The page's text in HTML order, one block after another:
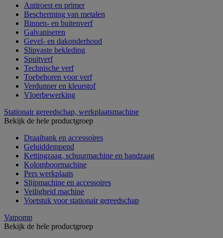
Antiroest en primer
Bescherming van metalen
Binnen- en buitenverf
Galvaniseren
Gevel- en dakonderhoud
Slipvaste bekleding
Spuitverf
Technische verf
Toebehoren voor verf
Verdunner en kleurstof
Vloerbewerking
Stationair gereedschap, werkplaatsmachine
Bekijk de hele productgroep
Draaibank en accessoires
Geluiddempend
Kettingzaag, schuurmachine en bandzaag
Kolomboormachine
Pers werkplaats
Slijpmachine en accessoires
Veiligheid machine
Voetstuk voor stationair gereedschap
Vatpomp
Bekijk de hele productgroep